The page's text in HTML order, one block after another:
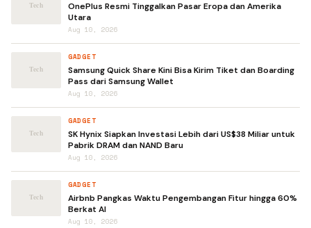
OnePlus Resmi Tinggalkan Pasar Eropa dan Amerika
Utara
Aug 10, 2026
GADGET
Samsung Quick Share Kini Bisa Kirim Tiket dan Boarding
Pass dari Samsung Wallet
Aug 10, 2026
GADGET
SK Hynix Siapkan Investasi Lebih dari US$38 Miliar untuk
Pabrik DRAM dan NAND Baru
Aug 10, 2026
GADGET
Airbnb Pangkas Waktu Pengembangan Fitur hingga 60%
Berkat AI
Aug 10, 2026